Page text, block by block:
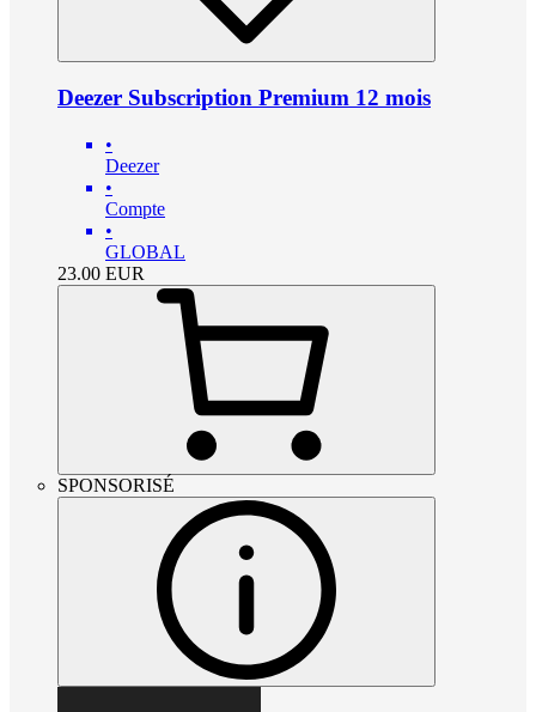
Deezer Subscription Premium 12 mois
•
Deezer
•
Compte
•
GLOBAL
23.00 EUR
SPONSORISÉ